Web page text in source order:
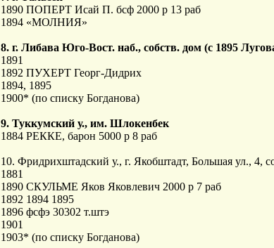
1890 ПОПЕРТ Исай П. бсф 2000 р 13 раб
1894 «МОЛНИЯ»
8. г. Либава Юго-Вост. наб., собств. дом (с 1895
1891
1892 ПУХЕРТ Георг-Дидрих
1894, 1895
1900* (по списку Богданова)
9. Туккумский у., им. Шлокенбек
1884 РЕККЕ, барон 5000 р 8 раб
10. Фридрихштадский у., г. Якобштадт, Большая ул., 4,
1881
1890 СКУЛЬМЕ Яков Яковлевич 2000 р 7 раб
1892 1894 1895
1896 фсфэ 30302 т.штэ
1901
1903* (по списку Богданова)​​​​​​​